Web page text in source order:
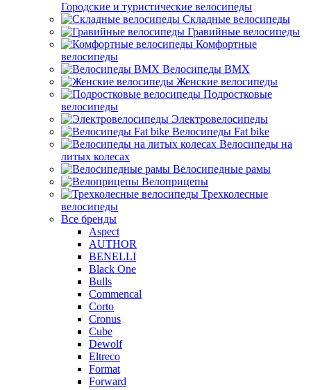
Городские и туристические велосипеды
Складные велосипеды
Гравийные велосипеды
Комфортные
велосипеды
Велосипеды BMX
Женские велосипеды
Подростковые
велосипеды
Электровелосипеды
Велосипеды Fat bike
Велосипеды на
литых колесах
Велосипедные рамы
Велоприцепы
Трехколесные
велосипеды
Все бренды
Aspect
AUTHOR
BENELLI
Black One
Bulls
Commencal
Corto
Cronus
Cube
Dewolf
Eltreco
Format
Forward